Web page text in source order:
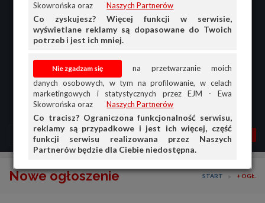
Skowrońska oraz
Naszych Partnerów
Co zyskujesz? Więcej funkcji w serwisie,
wyświetlane reklamy są dopasowane do Twoich
potrzeb i jest ich mniej.
na przetwarzanie moich
danych osobowych, w tym na profilowanie, w celach
marketingowych i statystycznych przez EJM - Ewa
Skowrońska oraz
Naszych Partnerów
Co tracisz? Ograniczona funkcjonalność serwisu,
reklamy są przypadkowe i jest ich więcej, część
funkcji serwisu realizowana przez Naszych
Partnerów będzie dla Ciebie niedostępna.
MENU MOJA AG
PRZEGLĄD
Nowe ogłoszenie START + OGŁ.